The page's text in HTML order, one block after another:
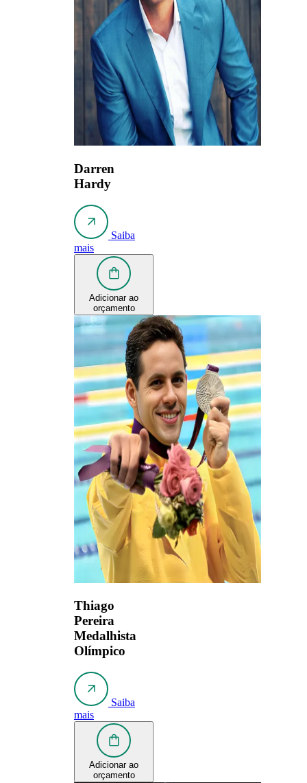
Darren
Hardy
Saiba
mais
Adicionar ao
orçamento
Thiago
Pereira
Medalhista
Olímpico
Saiba
mais
Adicionar ao
orçamento